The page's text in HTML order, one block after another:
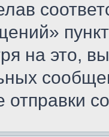
на это,
отправки